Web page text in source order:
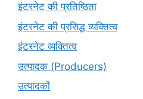
इंटरनेट की प्रतिष्ठिता
इंटरनेट की प्रसिद्ध व्यक्तित्व
इंटरनेट व्यक्तित्व
उत्पादक (Producers)
उत्पादकों